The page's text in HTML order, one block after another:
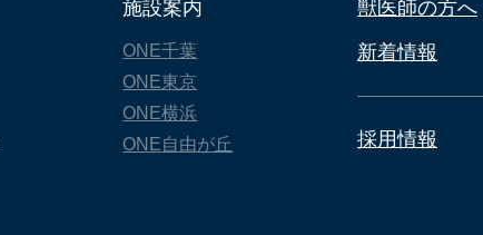
施設案内
ONE千葉
ONE東京
ONE横浜
ONE自由が丘
獣医師の方へ
新着情報
採用情報